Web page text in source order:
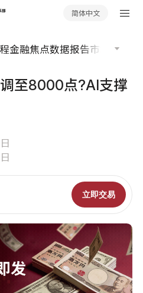
简体中文
金融焦点数据报告市场分析
至8000点?AI支撑
立即交易